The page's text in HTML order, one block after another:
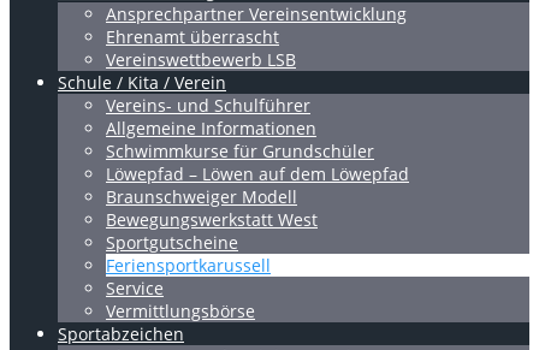
Ansprechpartner Vereinsentwicklung
Ehrenamt überrascht
Vereinswettbewerb LSB
Schule / Kita / Verein
Vereins- und Schulführer
Allgemeine Informationen
Schwimmkurse für Grundschüler
Löwepfad – Löwen auf dem Löwepfad
Braunschweiger Modell
Bewegungswerkstatt West
Sportgutscheine
Feriensportkarussell
Service
Vermittlungsbörse
Sportabzeichen